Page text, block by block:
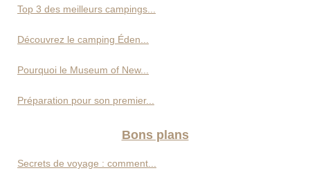
Top 3 des meilleurs campings...
Découvrez le camping Éden...
Pourquoi le Museum of New...
Préparation pour son premier...
Bons plans
Secrets de voyage : comment...